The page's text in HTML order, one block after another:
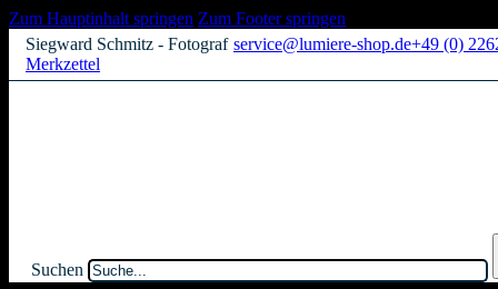
Zum Hauptinhalt springen Zum Footer springen
Siegward Schmitz - Fotograf service@lumiere-shop.de+49 (0)
Merkzettel
Suchen